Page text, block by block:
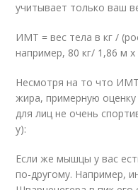
учитывает только ваш
ИМТ = вес тела в кг /
например, 80 кг/ 1,86 м
Несмотря на то что
жира, примерную
для лиц не очень
у):
Если же мышцы у вас
по-другому. Например,